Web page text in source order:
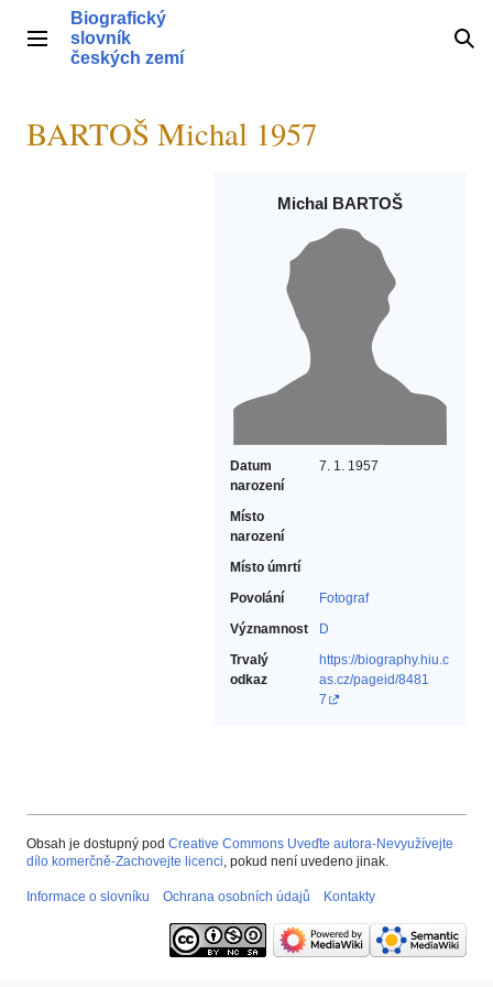
obsahHlavní menu
Biografický
slovník
českých zemí
BARTOŠ Michal 1957
Michal BARTOŠ
Datum
narození
7. 1. 1957
Místo
narození
Místo úmrtí
Povolání
Fotograf‎
Významnost
D
Trvalý
odkaz
https://biography.hiu.c
as.cz/pageid/8481
7
Obsah je dostupný pod Creative Commons Uveďte autora-Nevyužívejte
dílo komerčně-Zachovejte licenci, pokud není uvedeno jinak.
Informace o slovníku Ochrana osobních údajů Kontakty